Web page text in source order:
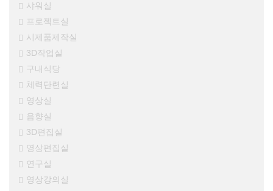
샤워실
프로젝트실
시제품제작실
3D작업실
구내식당
체력단련실
영상실
음향실
3D편집실
영상편집실
연구실
영상강의실